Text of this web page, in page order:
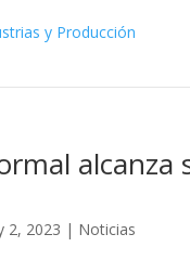
alcanza
2, 2023 | Noticias